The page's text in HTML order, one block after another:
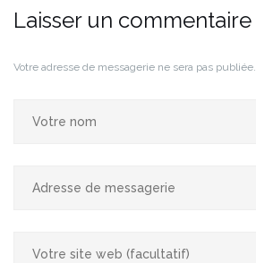
Laisser un commentaire
Votre adresse de messagerie ne sera pas publiée.